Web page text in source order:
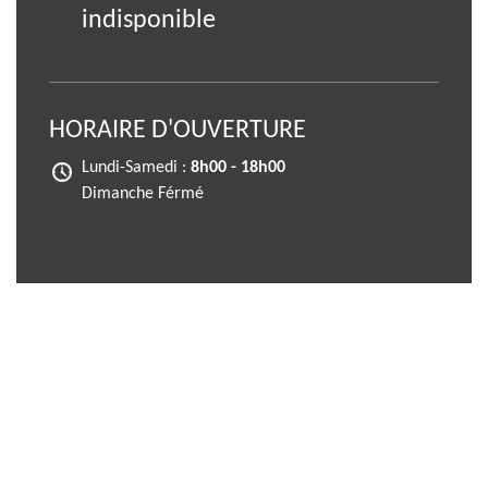
indisponible
HORAIRE D'OUVERTURE
Lundi-Samedi : 8h00 - 18h00
Dimanche Férmé